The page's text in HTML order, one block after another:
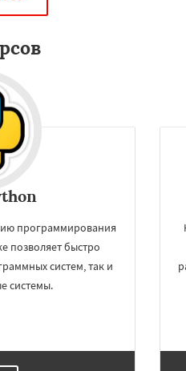
программирования
позволяет быстро
систем, так и
системы.